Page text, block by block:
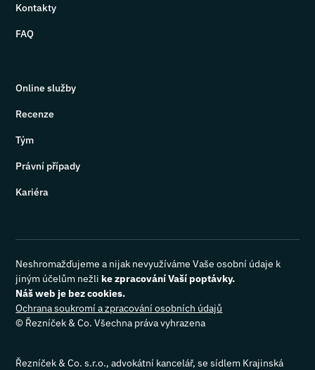
Kontakty
FAQ
Online služby
Recenze
Tým
Právní případy
Kariéra
© Řezníček & Co. Všechna práva vyhrazena
Ochrana soukromí a zpracování osobních údajů
Neshromažďujeme a nijak nevyužíváme Vaše osobní údaje k
jiným účelům nežli ke zpracování Vaší poptávky.
Náš web je bez cookies.
Řezníček & Co. s.r.o., advokátní kancelář, se sídlem Krajinská